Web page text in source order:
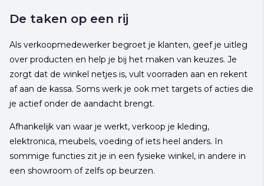
De taken op een rij
Als verkoopmedewerker begroet je klanten, geef je uitleg
over producten en help je bij het maken van keuzes. Je
zorgt dat de winkel netjes is, vult voorraden aan en rekent
af aan de kassa. Soms werk je ook met targets of acties die
je actief onder de aandacht brengt.
Afhankelijk van waar je werkt, verkoop je kleding,
elektronica, meubels, voeding of iets heel anders. In
sommige functies zit je in een fysieke winkel, in andere in
een showroom of zelfs op beurzen.